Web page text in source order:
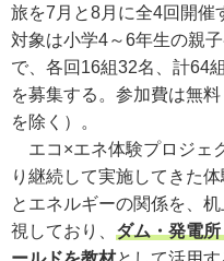
旅を7月と8月に全4回開催
対象は小学4～6年生の親
で、各回16組32名、計64
を募集する。参加費は無
を除く）。
エコ×エネ体験プロジェ
り継続して実施してきた
とエネルギーの関係を、
視しており、 ダム・発電